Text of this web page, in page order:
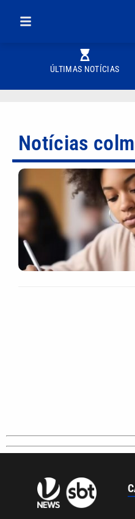
ÚLTIMAS NOTÍCIAS
Notícias